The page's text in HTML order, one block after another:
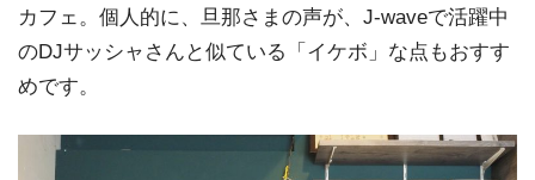
カフェ。個人的に、旦那さまの声が、J-waveで活躍中
のDJサッシャさんと似ている「イケボ」な点もおすす
めです。